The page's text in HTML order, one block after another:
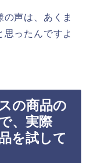
声は、あくま
ったんですよ
の商品の
、実際
を試して